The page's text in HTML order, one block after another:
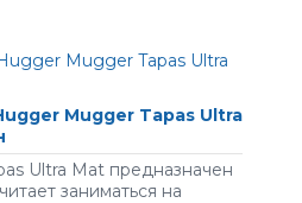
Mugger Tapas Ultra
Ultra Mat пpeднaзнaчeн
зaнимaтьcя нa